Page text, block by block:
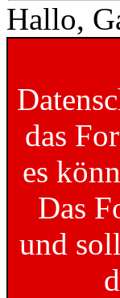
Hallo,
das
es
Das
und